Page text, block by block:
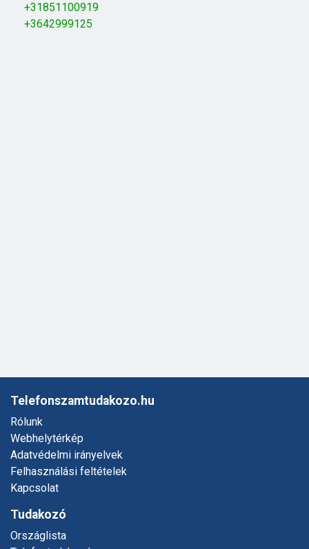
+31851100919
+3642999125
Telefonszamtudakozo.hu
Rólunk
Webhelytérkép
Adatvédelmi irányelvek
Felhasználási feltételek
Kapcsolat
Tudakozó
Országlista